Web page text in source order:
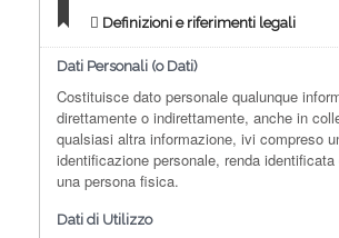
Definizioni e riferimenti legali
Dati Personali (o Dati)
Costituisce dato personale qualunque
direttamente o indirettamente, anche in
qualsiasi altra informazione, ivi compreso
identificazione personale, renda
una persona fisica.
Dati di Utilizzo